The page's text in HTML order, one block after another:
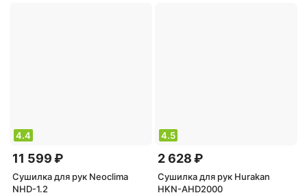
4.4
11 599 ₽
Сушилка для рук Neoclima
NHD-1.2
4.5
2 628 ₽
Сушилка для рук Hurakan
HKN-AHD2000